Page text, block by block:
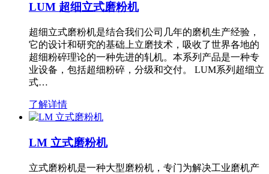
LUM 超细立式磨粉机
超细立式磨粉机是结合我们公司几年的磨机生产经验，
它的设计和研究的基础上立磨技术，吸收了世界各地的
超细粉碎理论的一种先进的轧机。本系列产品是一种专
业设备，包括超细粉碎，分级和交付。 LUM系列超细立
式…
了解详情
LM 立式磨粉机
立式磨粉机是一种大型磨粉机，专门为解决工业磨机产